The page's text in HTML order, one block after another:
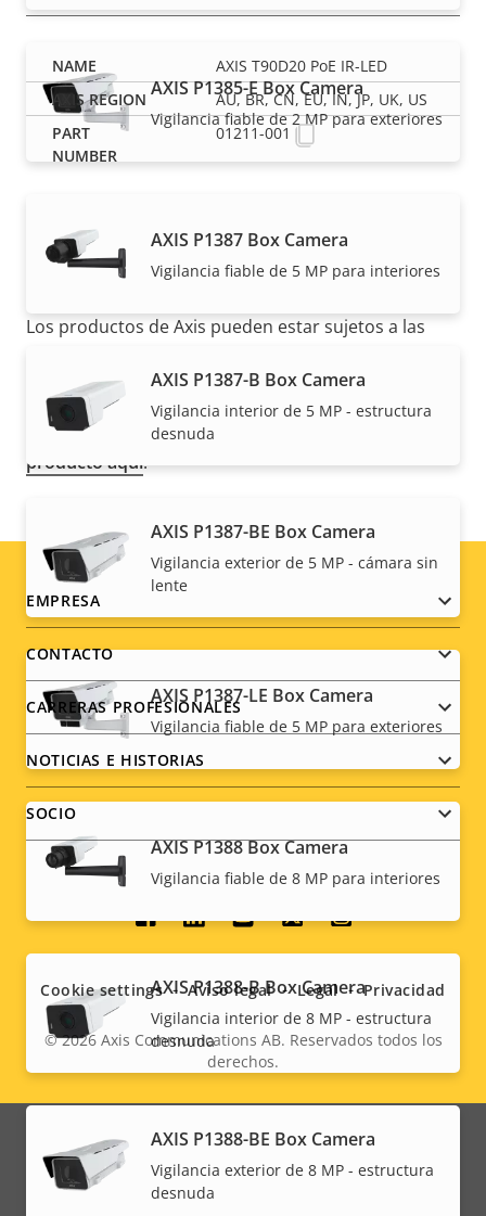
AXIS P1385-E Box Camera
Vigilancia fiable de 2 MP para exteriores
AXIS P1387 Box Camera
Vigilancia fiable de 5 MP para interiores
AXIS P1387-B Box Camera
Vigilancia interior de 5 MP - estructura
desnuda
AXIS P1387-BE Box Camera
Vigilancia exterior de 5 MP - cámara sin
lente
AXIS P1387-LE Box Camera
Vigilancia fiable de 5 MP para exteriores
AXIS P1388 Box Camera
Vigilancia fiable de 8 MP para interiores
AXIS P1388-B Box Camera
Vigilancia interior de 8 MP - estructura
desnuda
AXIS P1388-BE Box Camera
Vigilancia exterior de 8 MP - estructura
desnuda
AXIS T90D20 PoE IR-LED
AU, BR, CN, EU, IN, JP, UK, US
01211-001
Los productos de Axis pueden estar sujetos a las
y la UE, entre otras legislaciones nacionales de
control de exportaciones. Encuentreinformación
sobre el cumplimiento de las exportaciones de su
producto aquí.
Footer
menu
EMPRESA
CONTACTO
CARRERAS PROFESIONALES
NOTICIAS E HISTORIAS
SOCIO
Social
menu
Legal
menu
© 2026Axis Communications AB. Reservados todos los
derechos.
Cookie settings Aviso legal Legal Privacidad